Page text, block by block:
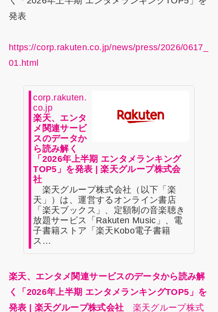
発表
https://corp.rakuten.co.jp/news/press/2026/0617_
01.html
corp.rakuten.
co.jp
楽天、エンタ
メ関連サービ
スのデータか
ら読み解く
「2026年上半期 エンタメランキング
TOP5」を発表 | 楽天グループ株式会
社
楽天グループ株式会社（以下「楽
天」）は、運営するオンライン書店
「楽天ブックス」、定額制の音楽聴き
放題サービス「Rakuten Music」、電
子書籍ストア「楽天Kobo電子書籍
ス…
楽天、エンタメ関連サービスのデータから読み解
く「2026年上半期 エンタメランキングTOP5」を
発表 | 楽天グループ株式会社 楽天グループ株式